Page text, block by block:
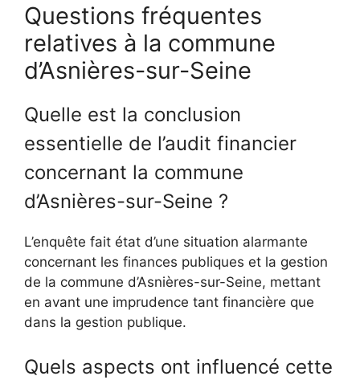
Questions fréquentes
relatives à la commune
d’Asnières-sur-Seine
Quelle est la conclusion
essentielle de l’audit financier
concernant la commune
d’Asnières-sur-Seine ?
L’enquête fait état d’une situation alarmante
concernant les finances publiques et la gestion
de la commune d’Asnières-sur-Seine, mettant
en avant une imprudence tant financière que
dans la gestion publique.
Quels aspects ont influencé cette